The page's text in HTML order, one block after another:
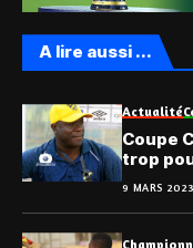
A lire aussi ...
Actualité
Coupe
trop
9 MARS 2023